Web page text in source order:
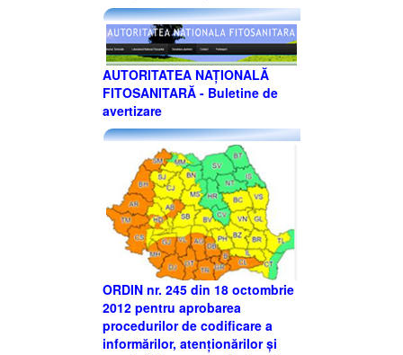
AUTORITATEA NAŢIONALĂ
FITOSANITARĂ - Buletine de
avertizare
ORDIN nr. 245 din 18 octombrie
2012 pentru aprobarea
procedurilor de codificare a
informărilor, atenţionărilor şi